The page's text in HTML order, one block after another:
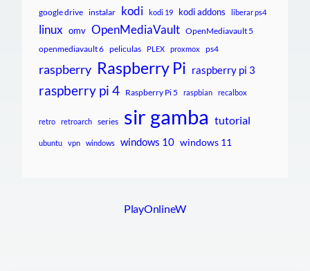
google drive instalar kodi kodi 19 kodi addons liberar ps4
linux omv OpenMediaVault OpenMediavault 5
openmediavault 6 peliculas PLEX proxmox ps4
raspberry Raspberry Pi raspberry pi 3
raspberry pi 4 Raspberry Pi 5 raspbian recalbox
retro retroarch series sir gamba tutorial
ubuntu vpn windows windows 10 windows 11
PlayOnlineW